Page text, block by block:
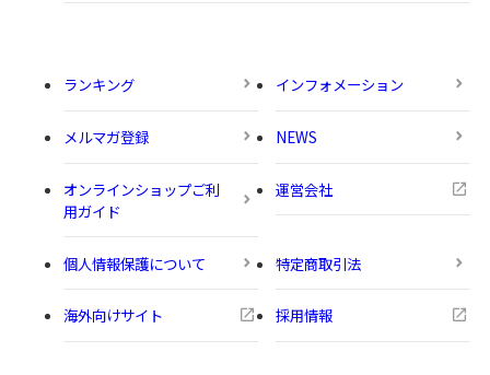
ランキング インフォメーション
メルマガ登録 NEWS
オンラインショップご利
用ガイド
運営会社
個人情報保護について 特定商取引法
海外向けサイト 採用情報